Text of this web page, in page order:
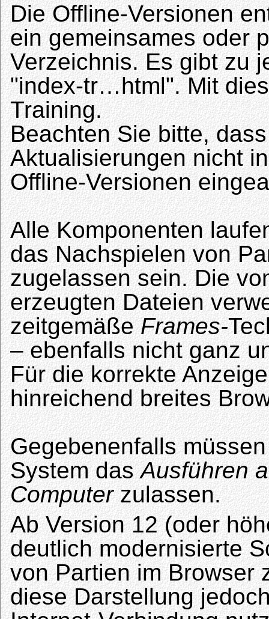
Die Offline-Versionen
ein gemeinsames oder
Verzeichnis. Es gibt zu
"index-tr…html". Mit
Training.
Beachten Sie bitte,
Aktualisierungen nicht
Offline-Versionen
Alle Komponenten
das Nachspielen von
zugelassen sein. Die
erzeugten Dateien
zeitgemäßeFrames-
– ebenfalls nicht ganz
Für die korrekte
hinreichend breites
Gegebenenfalls
System dasAusführen
Computerzulassen.
Ab Version 12 (oder
deutlich modernisierte
von Partien im Browser
diese Darstellung